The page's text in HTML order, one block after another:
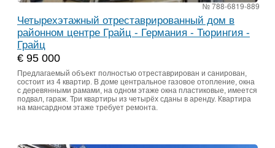
№ 788-6819-889
Четырехэтажный отреставрированный дом в
районном центре Грайц - Германия - Тюрингия -
Грайц
€ 95 000
Предлагаемый объект полностью отреставрирован и санирован,
состоит из 4 квартир. В доме центральное газовое отопление, окна
с деревянными рамами, на одном этаже окна пластиковые, имеется
подвал, гараж. Три квартиры из четырёх сданы в аренду. Квартира
на мансардном этаже требует ремонта.